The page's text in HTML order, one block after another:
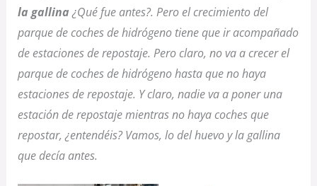
la gallina¿Qué fue antes?. Pero el crecimiento del
parque de coches de hidrógeno tiene que ir acompañado
de estaciones de repostaje. Pero claro, no va a crecer el
parque de coches de hidrógeno hasta que no haya
estaciones de repostaje. Y claro, nadie va a poner una
estación de repostaje mientras no haya coches que
repostar, ¿entendéis? Vamos, lo del huevo y la gallina
que decía antes.